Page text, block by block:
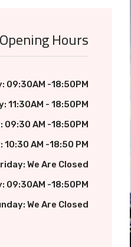
Opening Hours
09:30AM -18:50PM
11:30AM - 18:50PM
09:30 AM -18:50PM
AM -18:50 PM
We Are Closed
09:30AM -18:50PM
We Are Closed